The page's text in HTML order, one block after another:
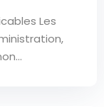
Les